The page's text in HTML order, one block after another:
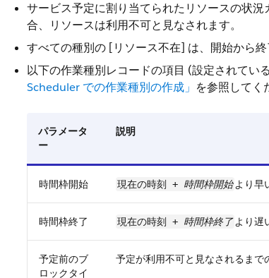
サービス予定に割り当てられたリソースの状況
合、リソースは利用不可と見なされます。
すべての種別の [リソース不在] は、開始から終
以下の作業種別レコードの項目 (設定されてい
Scheduler での作業種別の作成」 を参照してく
パラメータ
ー
説明
時間枠開始 現在の時刻 + 時間枠開始より早
時間枠終了 現在の時刻 + 時間枠終了より遅
予定前のブ
ロックタイ
予定が利用不可と見なされるまで